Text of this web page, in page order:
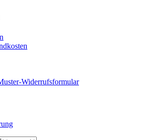
Widerrufsformular